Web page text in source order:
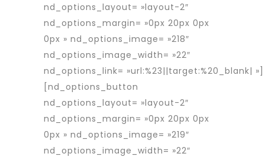
nd_options_layout= »layout-2″
nd_options_margin= »0px 20px 0px
0px » nd_options_image= »218″
nd_options_image_width= »22″
nd_options_link= »url:%23||target:%20_blank| »]
[nd_options_button
nd_options_layout= »layout-2″
nd_options_margin= »0px 20px 0px
0px » nd_options_image= »219″
nd_options_image_width= »22″